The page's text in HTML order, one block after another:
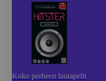
Koko perheen lautapelit